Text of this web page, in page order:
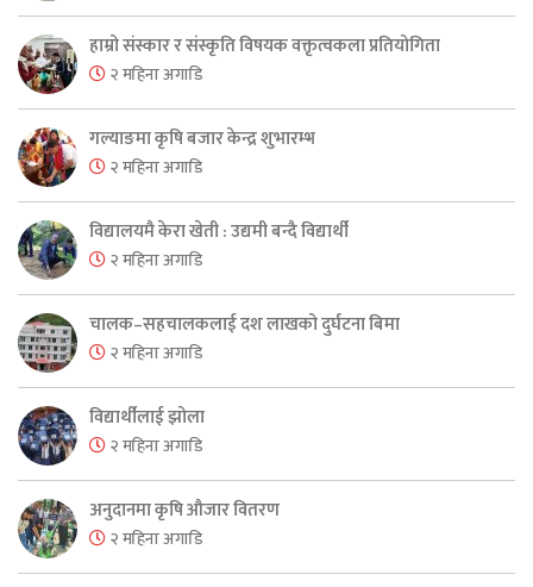
हाम्रो संस्कार र संस्कृति विषयक वक्तृत्वकला प्रतियोगिता
२ महिना अगाडि
गल्याङमा कृषि बजार केन्द्र शुभारम्भ
२ महिना अगाडि
विद्यालयमै केरा खेती : उद्यमी बन्दै विद्यार्थी
२ महिना अगाडि
चालक–सहचालकलाई दश लाखको दुर्घटना बिमा
२ महिना अगाडि
विद्यार्थीलाई झोला
२ महिना अगाडि
अनुदानमा कृषि औजार वितरण
२ महिना अगाडि